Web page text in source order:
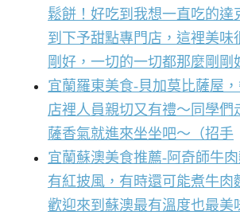
鬆餅！好吃到我想一直吃的達
到下予甜點專門店，這裡美味
剛好，一切的一切都那麼剛剛
宜蘭羅東美食-貝加莫比薩屋
店裡人員親切又有禮～同學們
薩香氣就進來坐坐吧～（招手
宜蘭蘇澳美食推薦-阿奇師牛
有紅披風，有時還可能煮牛肉
歡迎來到蘇澳最有溫度也最美